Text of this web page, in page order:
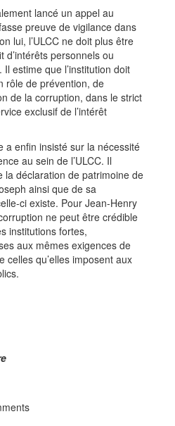
lancé un appel au
preuve de vigilance dans
lui, l’ULCC ne doit plus être
d’intérêts personnels ou
estime que l’institution doit
rôle de prévention, de
de la corruption, dans le strict
exclusif de l’intérêt
a enfin insisté sur la nécessité
au sein de l’ULCC. Il
la déclaration de patrimoine de
ainsi que de sa
ci existe. Pour Jean-Henry
ne peut être crédible
institutions fortes,
aux mêmes exigences de
celles qu’elles imposent aux